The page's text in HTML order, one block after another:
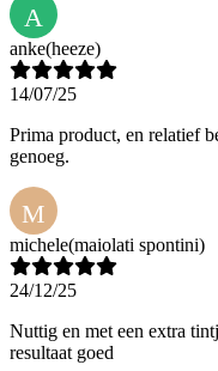
A
anke(heeze)
14/07/25
Prima product, en relatief
genoeg.
M
michele(maiolati spontini)
24/12/25
Nuttig en met een extra
resultaat goed